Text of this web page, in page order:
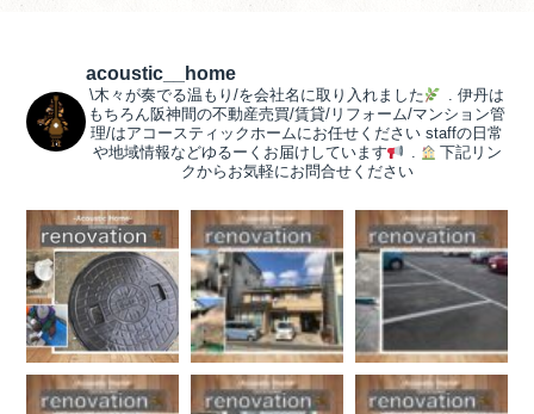
acoustic__home
\木々が奏でる温もり/を会社名に取り入れました . 伊丹は
もちろん阪神間の不動産売買/賃貸/リフォーム/マンション管
理/はアコースティックホームにお任せください staffの日常
や地域情報などゆるーくお届けしています
.
下記リン
クからお気軽にお問合せください